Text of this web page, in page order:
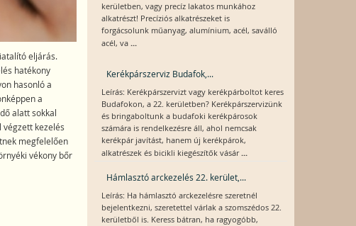
eljárás.
hatékony
hasonló a
a
alatt sokkal
kezelés
megfelelően
vékony bőr
kerületben, vagy precíz lakatos munkához
alkatrészt! Precíziós alkatrészeket is
forgácsolunk műanyag, alumínium, acél, saválló
acél, va ...
Kerékpárszerviz Budafok,...
Leírás: Kerékpárszervizt vagy kerékpárboltot keres
Budafokon, a 22. kerületben? Kerékpárszervizünk
és bringaboltunk a budafoki kerékpárosok
számára is rendelkezésre áll, ahol nemcsak
kerékpár javítást, hanem új kerékpárok,
alkatrészek és bicikli kiegészítők vásár...
Hámlasztó arckezelés 22. kerület,...
Leírás: Ha hámlasztó arckezelésre szeretnél
bejelentkezni, szeretettel várlak a szomszédos 22.
kerületből is. Keress bátran, ha ragyogóbb,